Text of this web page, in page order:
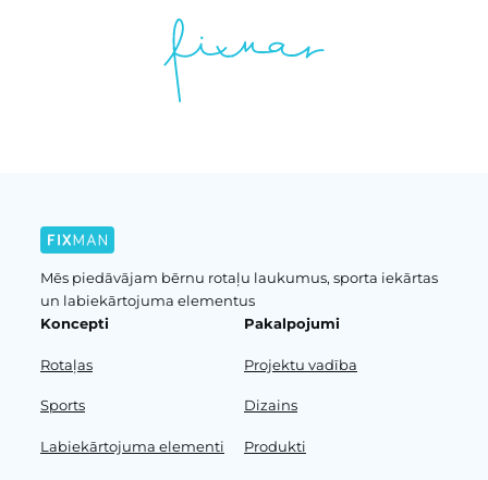
Mēs piedāvājam bērnu rotaļu laukumus, sporta iekārtas
un labiekārtojuma elementus
Koncepti
Rotaļas
Sports
Labiekārtojuma elementi
Pakalpojumi
Projektu vadība
Dizains
Produkti